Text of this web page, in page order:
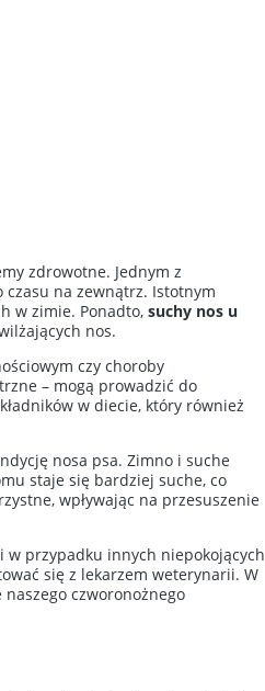
zdrowotne. Jednym z
czasu na zewnątrz. Istotnym
w zimie. Ponadto, suchy nos u
nos.
czy choroby
– mogą prowadzić do
w diecie, który również
nosa psa. Zimno i suche
staje się bardziej suche, co
wpływając na przesuszenie
w przypadku innych niepokojących
się z lekarzem weterynarii. W
czworonożnego